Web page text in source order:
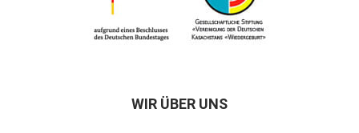
WIR ÜBER UNS